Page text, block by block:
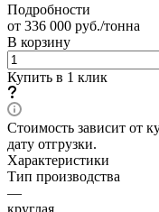
Подробности
от 336 000 руб./тонна
В корзину
Купить в 1 клик
Стоимость зависит от
дату отгрузки.
Характеристики
Тип производства
—
круглая